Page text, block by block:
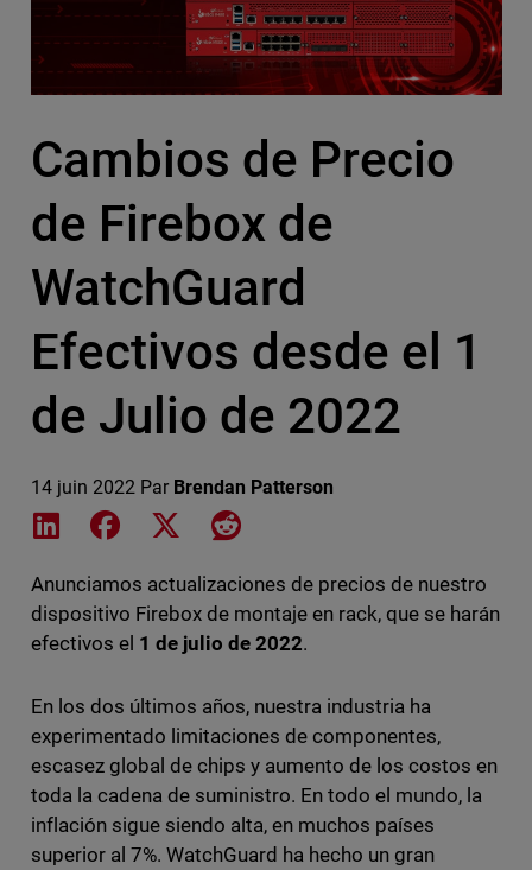
Cambios de Precio
de Firebox de
WatchGuard
Efectivos desde el 1
de Julio de 2022
14 juin 2022 Par Brendan Patterson
Share on LinkedIn
Share on Facebook
Share on XShare on Reddit
Anunciamos actualizaciones de precios de nuestro
dispositivo Firebox de montaje en rack, que se harán
efectivos el 1 de julio de 2022.
En los dos últimos años, nuestra industria ha
experimentado limitaciones de componentes,
escasez global de chips y aumento de los costos en
toda la cadena de suministro. En todo el mundo, la
inflación sigue siendo alta, en muchos países
superior al 7%. WatchGuard ha hecho un gran